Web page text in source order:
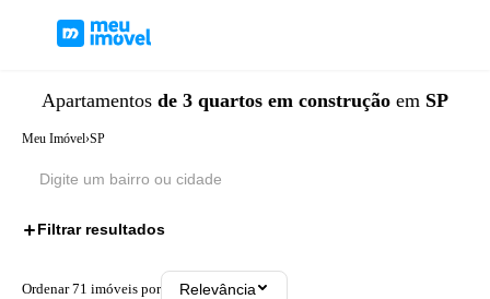
Apartamentos de 3 quartos em construção em SP
Meu Imóvel›SP
Filtrar resultados
Ordenar71 imóveis por Relevância